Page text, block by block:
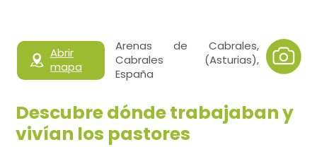
Abrir
mapa
Arenas de Cabrales,
Cabrales (Asturias),
España
Descubre dónde trabajaban y
vivían los pastores